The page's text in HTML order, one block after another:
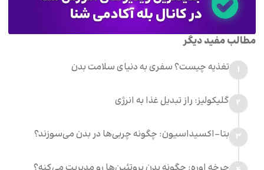
مطالب مفید دیگر
1 تغذیه چیست؟ سفری به دنیای سلامت بدن
2 گلیکولیز: راز تبدیل غذا به انرژی
3 بتا-اکسیداسیون: چگونه چربی‌ها در بدن می‌سوزند؟